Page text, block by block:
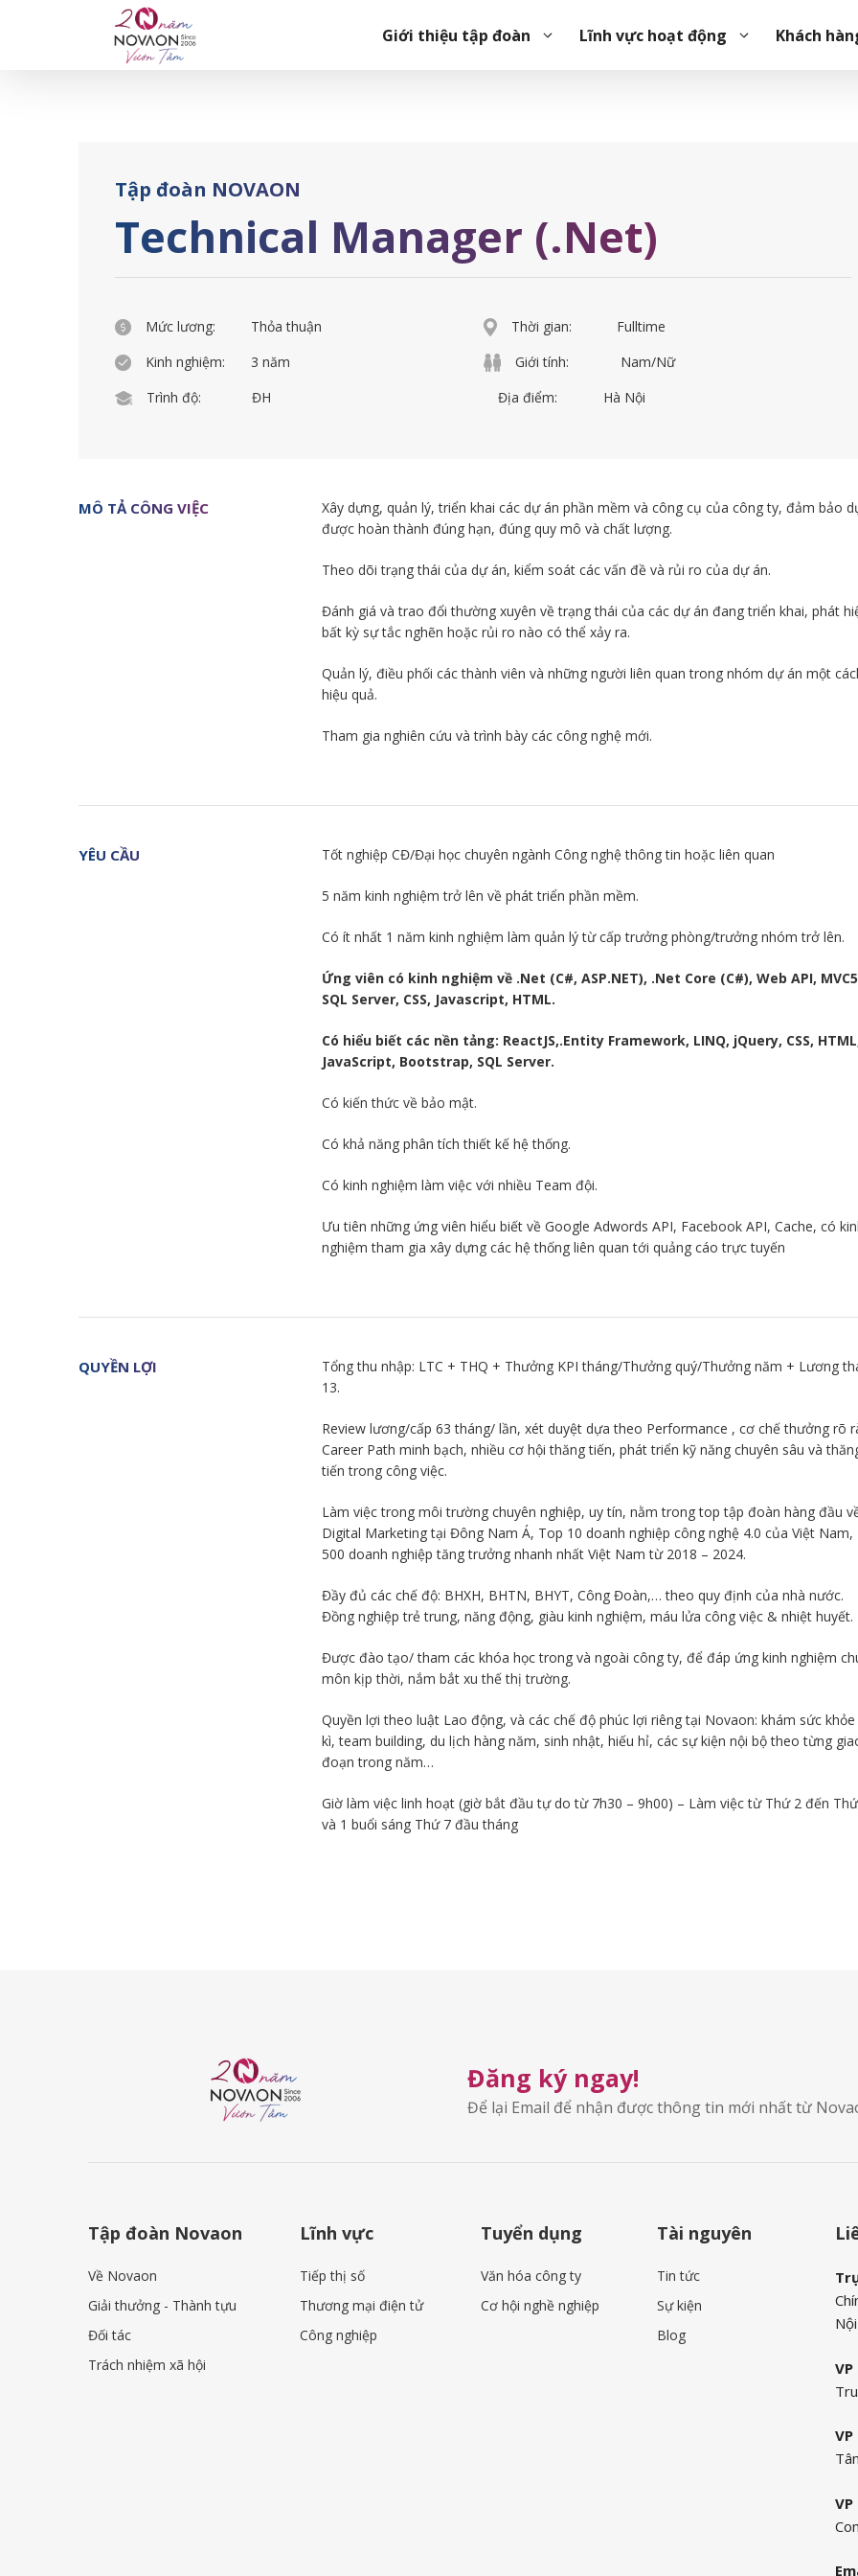
Giới thiệu tập đoàn Lĩnh vực hoạt động Khách
Trang chủ
Tập đoàn NOVAON
Technical Manager (.Net)
Mức lương: Thỏa thuận Thời gian:
Fulltime
Kinh nghiệm:
3 năm Giới tính:
Nam/Nữ
Trình độ:
ĐH Địa điểm: Hà Nội
MÔ TẢ CÔNG VIỆC
Xây dựng, quản lý, triển khai các dự án phần mềm và công cụ của công ty, đảm bảo
được hoàn thành đúng hạn, đúng quy mô và chất lượng.
Theo dõi trạng thái của dự án, kiểm soát các vấn đề và rủi ro của dự án.
Đánh giá và trao đổi thường xuyên về trạng thái của các dự án đang triển khai, phát
bất kỳ sự tắc nghẽn hoặc rủi ro nào có thể xảy ra.
Quản lý, điều phối các thành viên và những người liên quan trong nhóm dự án một
hiệu quả.
Tham gia nghiên cứu và trình bày các công nghệ mới.
YÊU CẦU Tốt nghiệp CĐ/Đại học chuyên ngành Công nghệ thông tin hoặc liên quan
5 năm kinh nghiệm trở lên về phát triển phần mềm.
Có ít nhất 1 năm kinh nghiệm làm quản lý từ cấp trưởng phòng/trưởng nhóm trở lên.
Ứng viên có kinh nghiệm về .Net (C#, ASP.NET), .Net Core (C#), Web API,
SQL Server, CSS, Javascript, HTML.
Có hiểu biết các nền tảng: ReactJS,.Entity Framework, LINQ, jQuery, CSS,
JavaScript, Bootstrap, SQL Server.
Có kiến thức về bảo mật.
Có khả năng phân tích thiết kế hệ thống.
Có kinh nghiệm làm việc với nhiều Team đội.
Ưu tiên những ứng viên hiểu biết về Google Adwords API, Facebook API, Cache, có
nghiệm tham gia xây dựng các hệ thống liên quan tới quảng cáo trực tuyến
QUYỀN LỢI
Tổng thu nhập: LTC + THQ + Thưởng KPI tháng/Thưởng quý/Thưởng năm + Lương
13.
Review lương/cấp 63 tháng/ lần, xét duyệt dựa theo Performance , cơ chế thưởng rõ
Career Path minh bạch, nhiều cơ hội thăng tiến, phát triển kỹ năng chuyên sâu và
tiến trong công việc.
Làm việc trong môi trường chuyên nghiệp, uy tín, nằm trong top tập đoàn hàng đầu
Digital Marketing tại Đông Nam Á, Top 10 doanh nghiệp công nghệ 4.0 của Việt Nam,
500 doanh nghiệp tăng trưởng nhanh nhất Việt Nam từ 2018 – 2024.
Đầy đủ các chế độ: BHXH, BHTN, BHYT, Công Đoàn,… theo quy định của nhà nước.
Đồng nghiệp trẻ trung, năng động, giàu kinh nghiệm, máu lửa công việc & nhiệt huyết.
Được đào tạo/ tham các khóa học trong và ngoài công ty, để đáp ứng kinh nghiệm
môn kịp thời, nắm bắt xu thế thị trường.
Quyền lợi theo luật Lao động, và các chế độ phúc lợi riêng tại Novaon: khám sức
kì, team building, du lịch hàng năm, sinh nhật, hiếu hỉ, các sự kiện nội bộ theo từng
đoạn trong năm…
Giờ làm việc linh hoạt (giờ bắt đầu tự do từ 7h30 – 9h00) – Làm việc từ Thứ 2 đến
và 1 buổi sáng Thứ 7 đầu tháng
Đăng ký ngay!
Để lại Email để nhận được thông tin mới nhất từ
Tập đoàn Novaon
Về Novaon
Giải thưởng - Thành tựu
Đối tác
Trách nhiệm xã hội
Lĩnh vực
Tiếp thị số
Thương mại điện tử
Công nghiệp
Tuyển dụng
Văn hóa công ty
Cơ hội nghề nghiệp
Tài nguyên
Tin tức
Sự kiện
Blog
Nội
VP